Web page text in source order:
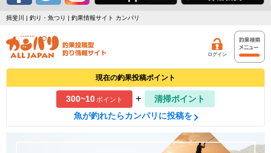
揖斐川 | 釣り・魚つり | 釣果情報サイト カンパリ
ログイン
現在の釣果投稿ポイント
300~10ポイント +
清掃ポイント
魚が釣れたらカンパリに投稿を